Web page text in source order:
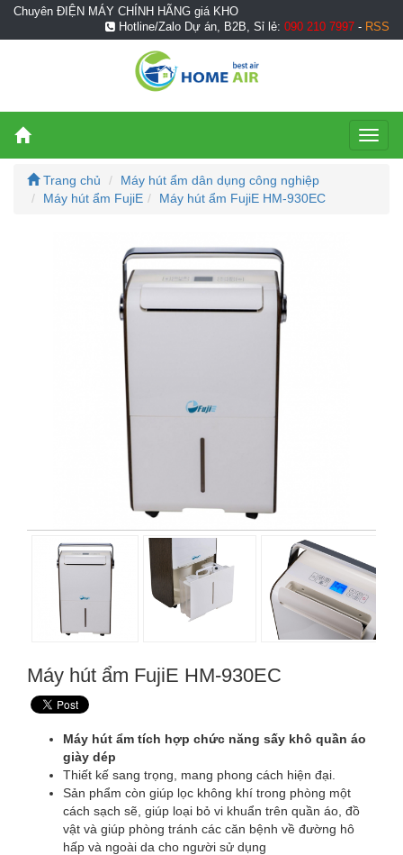
Chuyên ĐIỆN MÁY CHÍNH HÃNG giá KHO
Hotline/Zalo Dự án, B2B, Sỉ lẻ: 090 210 7997 - RSS
Trang chủ
Máy hút ẩm dân dụng công nghiệp
Máy hút ẩm FujiE
Máy hút ẩm FujiE HM-930EC
Máy hút ẩm FujiE HM-930EC
Máy hút ẩm tích hợp chức năng sấy khô quần áo
giày dép
Thiết kế sang trọng, mang phong cách hiện đại.
Sản phẩm còn giúp lọc không khí trong phòng một
cách sạch sẽ, giúp loại bỏ vi khuẩn trên quần áo, đồ
vật và giúp phòng tránh các căn bệnh về đường hô
hấp và ngoài da cho người sử dụng